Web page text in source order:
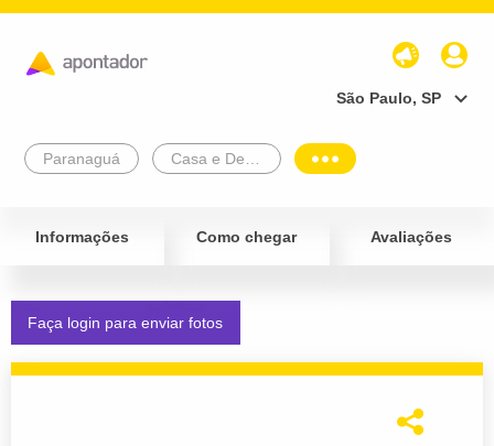
São Paulo, SP
Paranaguá
Informações Como chegar Avaliações
Faça login para enviar fotos